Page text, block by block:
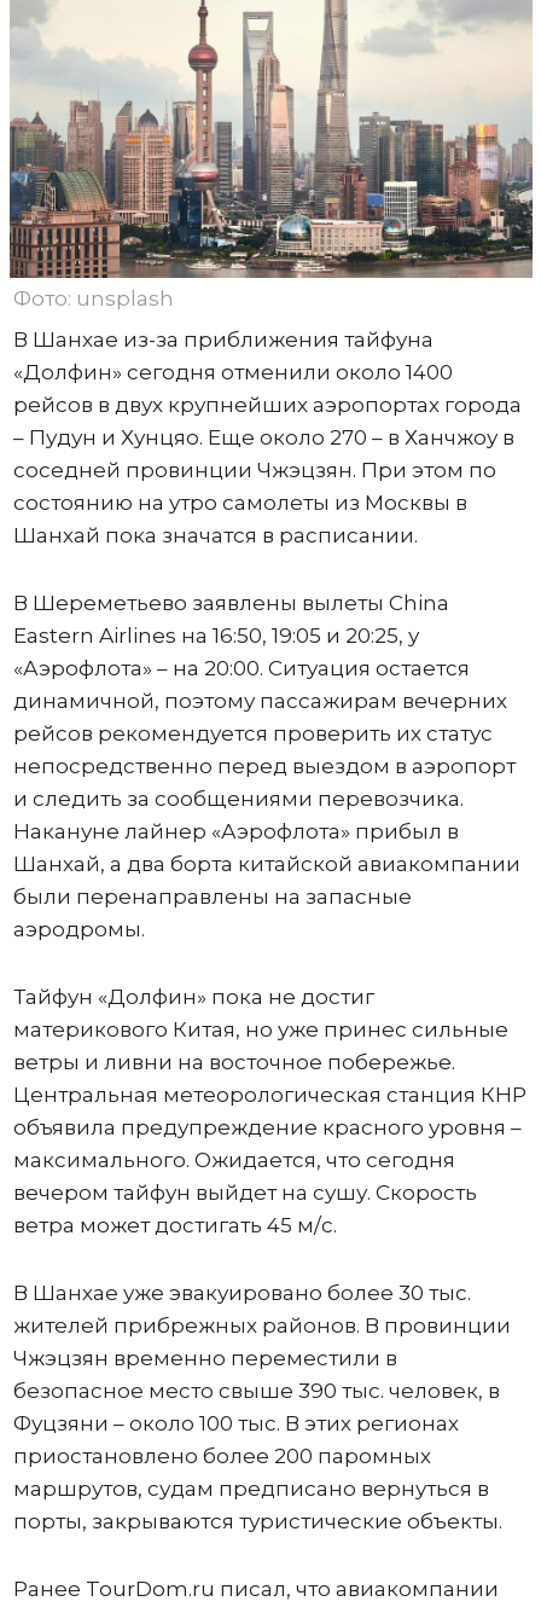
Фото: unsplash
В Шанхае из-за приближения тайфуна
«Долфин» сегодня отменили около 1400
рейсов в двух крупнейших аэропортах города
– Пудун и Хунцяо. Еще около 270 – в Ханчжоу в
соседней провинции Чжэцзян. При этом по
состоянию на утро самолеты из Москвы в
Шанхай пока значатся в расписании.
В Шереметьево заявлены вылеты China
Eastern Airlines на 16:50, 19:05 и 20:25, у
«Аэрофлота» – на 20:00. Ситуация остается
динамичной, поэтому пассажирам вечерних
рейсов рекомендуется проверить их статус
непосредственно перед выездом в аэропорт
и следить за сообщениями перевозчика.
Накануне лайнер «Аэрофлота» прибыл в
Шанхай, а два борта китайской авиакомпании
были перенаправлены на запасные
аэродромы.
Тайфун «Долфин» пока не достиг
материкового Китая, но уже принес сильные
ветры и ливни на восточное побережье.
Центральная метеорологическая станция КНР
объявила предупреждение красного уровня –
максимального. Ожидается, что сегодня
вечером тайфун выйдет на сушу. Скорость
ветра может достигать 45 м/с.
В Шанхае уже эвакуировано более 30 тыс.
жителей прибрежных районов. В провинции
Чжэцзян временно переместили в
безопасное место свыше 390 тыс. человек, в
Фуцзяни – около 100 тыс. В этих регионах
приостановлено более 200 паромных
маршрутов, судам предписано вернуться в
порты, закрываются туристические объекты.
Ранее TourDom.ru писал, что авиакомпании